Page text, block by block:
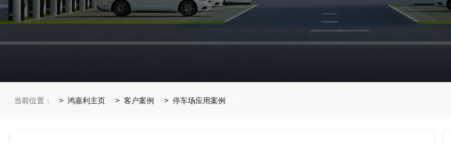
当前位置： 鸿嘉利主页 客户案例 停车场应用案例